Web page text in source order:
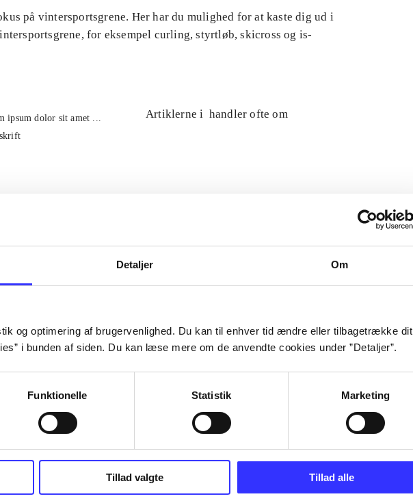
Detaljer Om
og optimering af brugervenlighed. Du kan til enhver tid ændre eller tilbagetrække dit
i bunden af siden. Du kan læse mere om de anvendte cookies under ”Detaljer”.
Funktionelle Statistik Marketing
Tillad valgte Tillad alle
på vintersportsgrene. Her har du mulighed for at kaste dig ud i
for eksempel curling, styrtløb, skicross og is-
ipsum dolor sit amet ...
Artiklerne i handler ofte om